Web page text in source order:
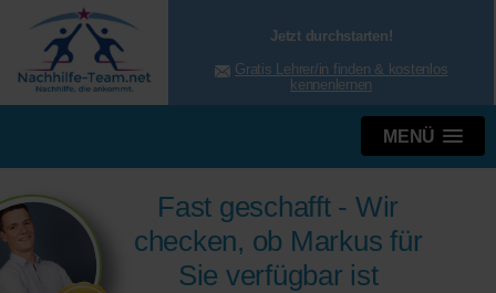
Jetzt durchstarten!
Gratis Lehrer/in finden & kostenlos
kennenlernen
MENÜ
Fast geschafft - Wir
checken, ob Markus für
Sie verfügbar ist